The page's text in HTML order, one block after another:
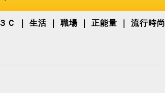
３Ｃ 生活 職場 正能量 流行時尚